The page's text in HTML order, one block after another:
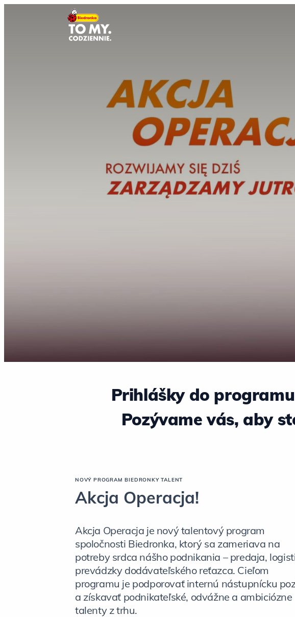
Hlavné logo
Akcja Operacja
Prihlášky do
Pozývame vás, aby
NOVÝ PROGRAM BIEDRONKY TALENT
Akcja Operacja!
Akcja Operacja je nový talentový program
spoločnosti Biedronka, ktorý sa zameriava na
potreby srdca nášho podnikania – predaja,
prevádzky dodávateľského reťazca. Cieľom
programu je podporovať internú nástupnícku
a získavať podnikateľské, odvážne a ambiciózne
talenty z trhu.